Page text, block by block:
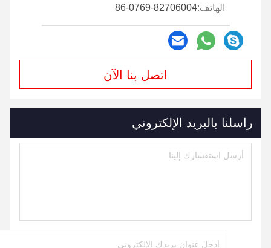
الهاتف:86-0769-82706004
اتصل بنا الآن
راسلنا بالبريد الإلكتروني